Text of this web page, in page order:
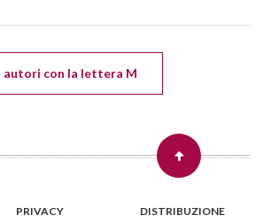
autori con la lettera M
PRIVACY
DISTRIBUZIONE